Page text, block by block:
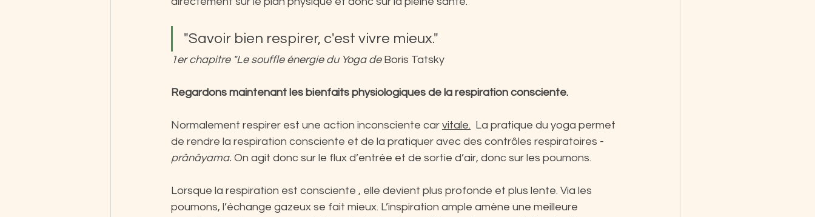
"Savoir bien respirer, c'est vivre mieux."
1er chapitre "Le souffle énergie du Yoga de Boris Tatsky
Regardons maintenant les bienfaits physiologiques de la respiration consciente.
Normalement respirer est une action inconsciente car vitale.
  La pratique du yoga permet
de rendre la respiration consciente et de la pratiquer avec des contrôles respiratoires -
prânâyama. On agit donc sur le flux d’entrée et de sortie d’air, donc sur les poumons.
Lorsque la respiration est consciente , elle devient plus profonde et plus lente. Via les
poumons, l’échange gazeux se fait mieux. L’inspiration ample amène une meilleure